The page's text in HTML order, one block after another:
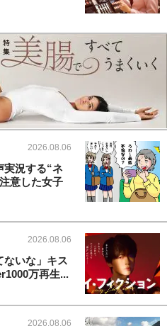
2026.08.06
実況する“ネ
意した女子
2026.08.06
ないな」キス
万再生...
2026.08.06